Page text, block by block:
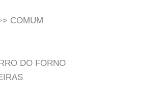
COMUM
DO FORNO